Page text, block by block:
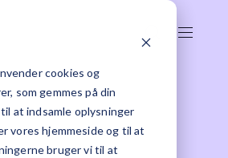
cookies og
som gemmes på din
at indsamle oplysninger
vores hjemmeside og til at
bruger vi til at